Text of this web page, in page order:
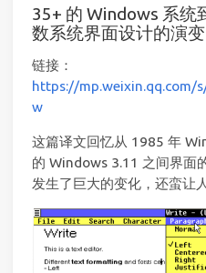
35+ 的 Windows 系统
数系统界面设计的演变
链接：
https://mp.weixin.qq.com/
w
这篇译文回忆从 1985 年
的 Windows 3.11 之间界面
发生了巨大的变化，还蛮让